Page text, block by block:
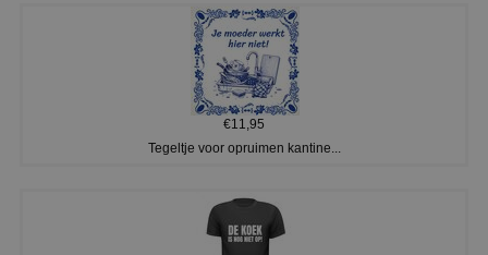
€11,95
Tegeltje voor opruimen kantine...